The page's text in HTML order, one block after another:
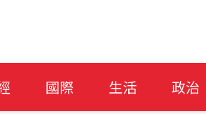
國際 生活 政治